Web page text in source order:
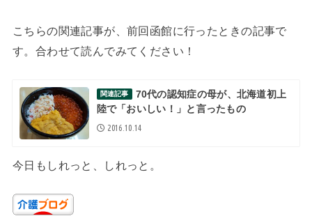
こちらの関連記事が、前回函館に行ったときの記事で
す。合わせて読んでみてください！
関連記事
70代の認知症の母が、北海道初上
陸で「おいしい！」と言ったもの
2016.10.14
今日もしれっと、しれっと。